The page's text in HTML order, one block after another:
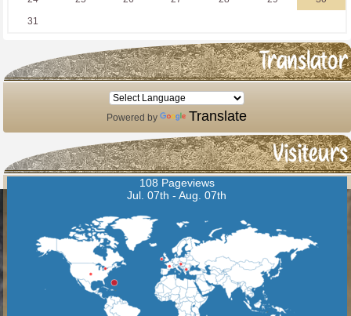
Translator
Powered by Translate
Visiteurs
108 Pageviews
Jul. 07th - Aug. 07th